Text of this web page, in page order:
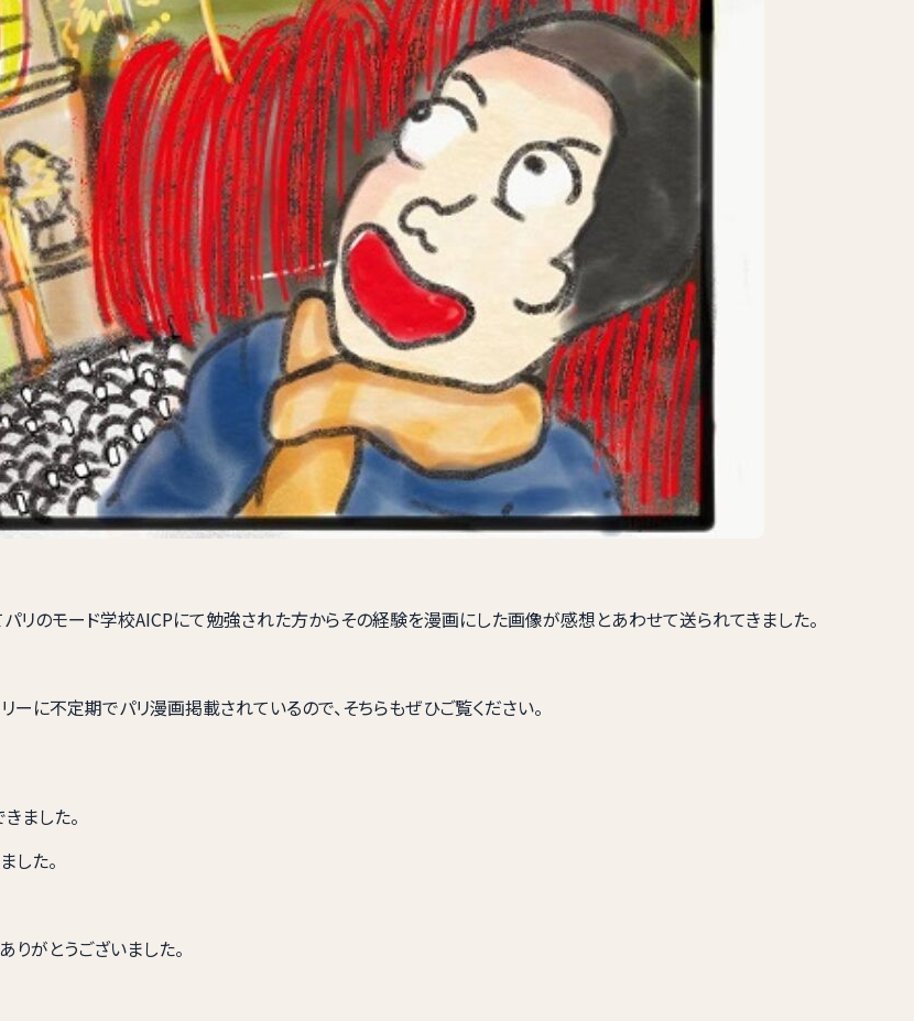
リのモード学校AICPにて勉強された方からその経験を漫画にした画像が感想とあわせて送られてきました。
不定期でパリ漫画掲載されているので、そちらもぜひご覧ください。
ました。
した。
がとうございました。